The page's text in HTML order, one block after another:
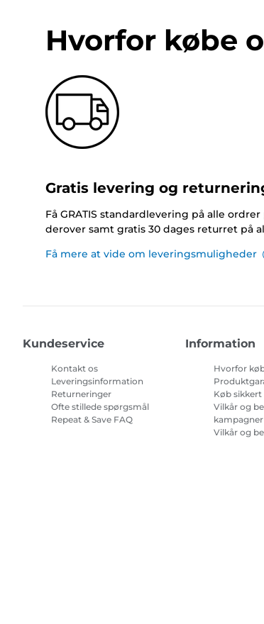
Hvorfor købe
Gratis levering og
Få GRATIS standardlevering på alle ordrer
derover samt gratis 30 dages returret på
Få mere at vide om leveringsmuligheder
Kundeservice
Kontakt os
Leveringsinformation
Returneringer
Ofte stillede spørgsmål
Repeat & Save FAQ
Information
Hvorfor
Køb
Vilkår og
kampagner
Vilkår og